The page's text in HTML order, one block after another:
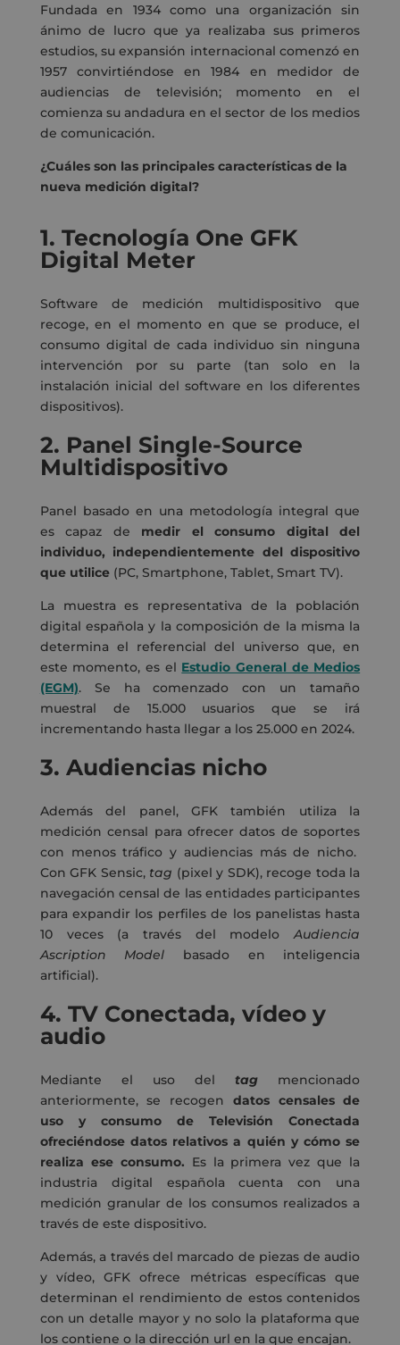
Fundada en 1934 como una organización sin
ánimo de lucro que ya realizaba sus primeros
estudios, su expansión internacional comenzó en
1957 convirtiéndose en 1984 en medidor de
audiencias de televisión; momento en el
comienza su andadura en el sector de los medios
de comunicación.
¿Cuáles son las principales características de la
nueva medición digital?
1. Tecnología One GFK
Digital Meter
Software de medición multidispositivo que
recoge, en el momento en que se produce, el
consumo digital de cada individuo sin ninguna
intervención por su parte (tan solo en la
instalación inicial del software en los diferentes
dispositivos).
2. Panel Single-Source
Multidispositivo
Panel basado en una metodología integral que
es capaz de medir el consumo digital del
individuo, independientemente del dispositivo
que utilice(PC, Smartphone, Tablet, Smart TV).
La muestra es representativa de la población
digital española y la composición de la misma la
determina el referencial del universo que, en
este momento, es el Estudio General de Medios
(EGM). Se ha comenzado con un tamaño
muestral de 15.000 usuarios que se irá
incrementando hasta llegar a los 25.000 en 2024.
3. Audiencias nicho
Además del panel, GFK también utiliza la
medición censal para ofrecer datos de soportes
con menos tráfico y audiencias más de nicho.
Con GFK Sensic, tag (pixel y SDK), recoge toda la
navegación censal de las entidades participantes
para expandir los perfiles de los panelistas hasta
10 veces (a través del modeloAudiencia
Ascription Model basado en inteligencia
artificial).
4. TV Conectada, vídeo y
audio
Mediante el uso deltag mencionado
anteriormente, se recogen datos censales de
uso y consumo de Televisión Conectada
ofreciéndose datos relativos a quién y cómo se
realiza ese consumo. Es la primera vez que la
industria digital española cuenta con una
medición granular de los consumos realizados a
través de este dispositivo.
Además, a través del marcado de piezas de audio
y vídeo, GFK ofrece métricas específicas que
determinan el rendimiento de estos contenidos
con un detalle mayor y no solo la plataforma que
los contiene o la dirección url en la que encajan.